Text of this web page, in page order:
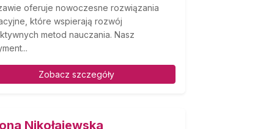
oferuje nowoczesne rozwiązania
które wspierają rozwój
metod nauczania. Nasz
Zobacz szczegóły
Nikołajewska